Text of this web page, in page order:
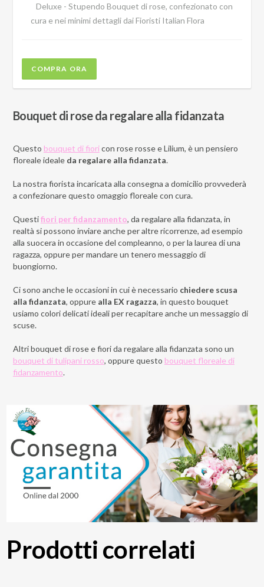
Deluxe - Stupendo Bouquet di rose, confezionato con
cura e nei minimi dettagli dai Fioristi Italian Flora
COMPRA ORA
Bouquet di rose da regalare alla fidanzata
Questo bouquet di fioricon rose rosse e Lilium, è un pensiero
floreale ideale da regalare alla fidanzata.
La nostra fiorista incaricata alla consegna a domicilio provvederà
a confezionare questo omaggio floreale con cura.
Questifiori per fidanzamento, da regalare alla fidanzata, in
realtà si possono inviare anche per altre ricorrenze, ad esempio
alla suocera in occasione del compleanno, o per la laurea di una
ragazza, oppure per mandare un tenero messaggio di
buongiorno.
Ci sono anche le occasioni in cui è necessario chiedere scusa
alla fidanzata, oppure alla EX ragazza, in questo bouquet
usiamo colori delicati ideali per recapitare anche un messaggio di
scuse.
Altri bouquet di rose e fiori da regalare alla fidanzata sono un
bouquet di tulipani rosso, oppure questo bouquet floreale di
fidanzamento.
Prodotti correlati